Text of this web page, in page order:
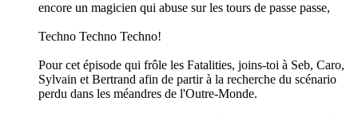
encore un magicien qui abuse sur les tours de passe passe,
Techno Techno Techno!
Pour cet épisode qui frôle les Fatalities, joins-toi à Seb, Caro,
Sylvain et Bertrand afin de partir à la recherche du scénario
perdu dans les méandres de l'Outre-Monde.